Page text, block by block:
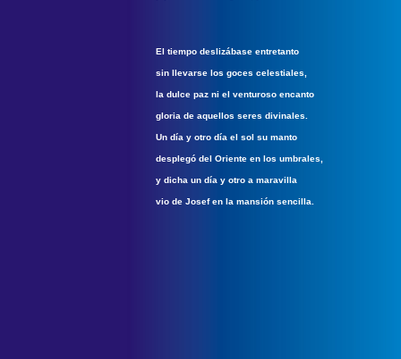
El tiempo deslizábase entretanto
sin llevarse los goces celestiales,
la dulce paz ni el venturoso encanto
gloria de aquellos seres divinales.
Un día y otro día el sol su manto
desplegó del Oriente en los umbrales,
y dicha un día y otro a maravilla
vio de Josef en la mansión sencilla.